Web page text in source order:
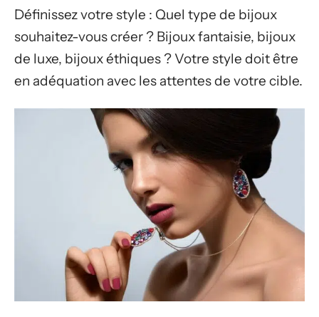
Définissez votre style : Quel type de bijoux
souhaitez-vous créer ? Bijoux fantaisie, bijoux
de luxe, bijoux éthiques ? Votre style doit être
en adéquation avec les attentes de votre cible.